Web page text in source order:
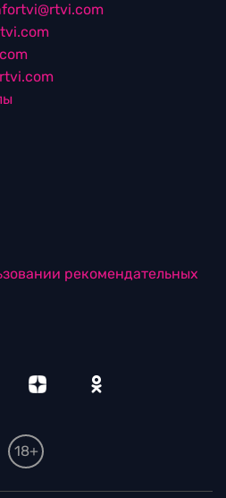
рекомендательных
18+